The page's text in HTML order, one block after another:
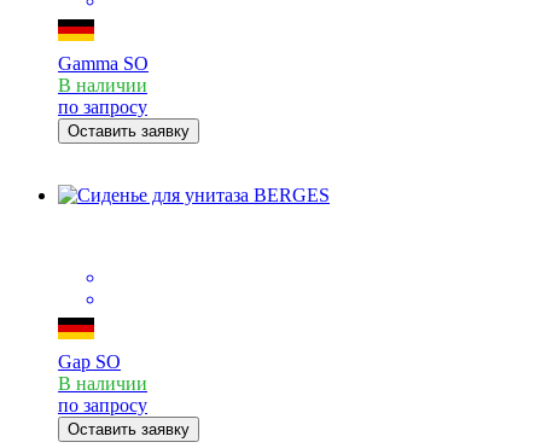
Gamma SO
В наличии
по запросу
Оставить заявку
Gap SO
В наличии
по запросу
Оставить заявку